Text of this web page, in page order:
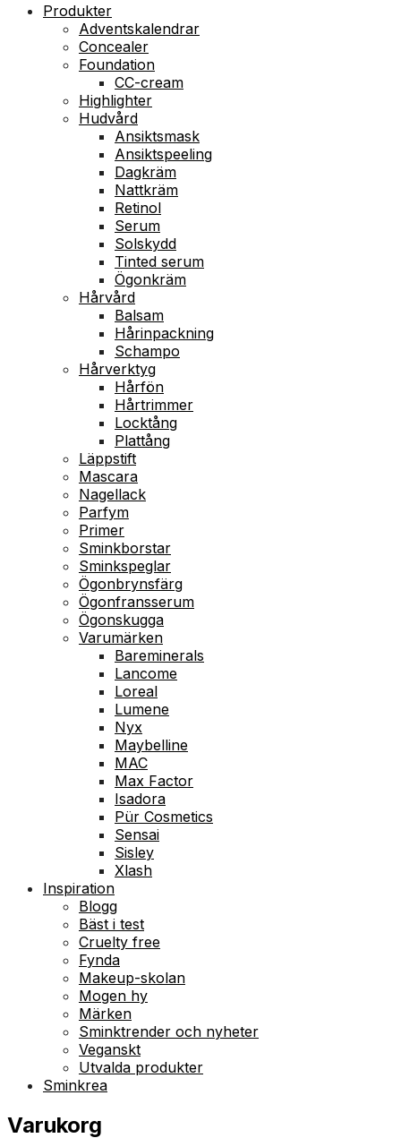
Produkter
Adventskalendrar
Concealer
Foundation
CC-cream
Highlighter
Hudvård
Ansiktsmask
Ansiktspeeling
Dagkräm
Nattkräm
Retinol
Serum
Solskydd
Tinted serum
Ögonkräm
Hårvård
Balsam
Hårinpackning
Schampo
Hårverktyg
Hårfön
Hårtrimmer
Locktång
Plattång
Läppstift
Mascara
Nagellack
Parfym
Primer
Sminkborstar
Sminkspeglar
Ögonbrynsfärg
Ögonfransserum
Ögonskugga
Varumärken
Bareminerals
Lancome
Loreal
Lumene
Nyx
Maybelline
MAC
Max Factor
Isadora
Pür Cosmetics
Sensai
Sisley
Xlash
Inspiration
Blogg
Bäst i test
Cruelty free
Fynda
Makeup-skolan
Mogen hy
Märken
Sminktrender och nyheter
Veganskt
Utvalda produkter
Sminkrea
Varukorg